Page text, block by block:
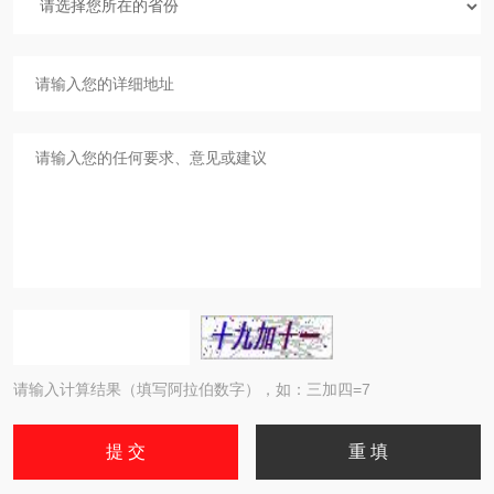
请输入计算结果（填写阿拉伯数字），如：三加四=7